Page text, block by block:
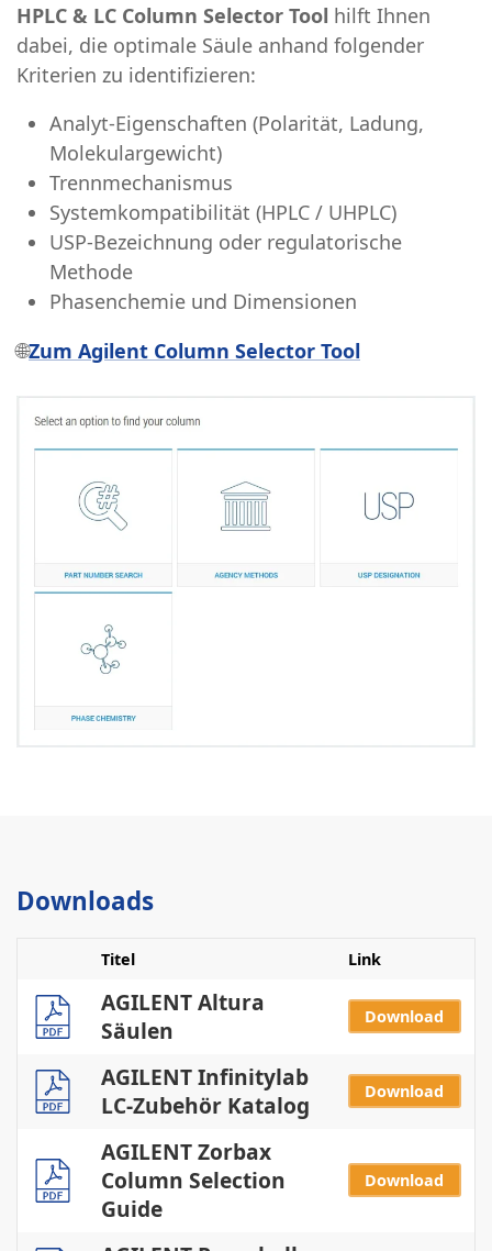
HPLC & LC Column Selector Tool hilft Ihnen
dabei, die optimale Säule anhand folgender
Kriterien zu identifizieren:
Analyt-Eigenschaften (Polarität, Ladung,
Molekulargewicht)
Trennmechanismus
Systemkompatibilität (HPLC / UHPLC)
USP-Bezeichnung oder regulatorische
Methode
Phasenchemie und Dimensionen
🌐Zum Agilent Column Selector Tool
Downloads
Titel Link
AGILENT Altura
Säulen
Download
AGILENT Infinitylab
LC-Zubehör Katalog
Download
AGILENT Zorbax
Column Selection
Guide
Download